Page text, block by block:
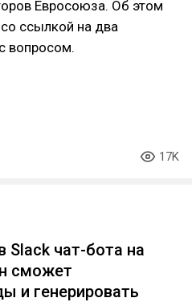
Евросоюза. Об этом
ссылкой на два
вопросом.
17K
Slack чат-бота на
сможет
и генерировать